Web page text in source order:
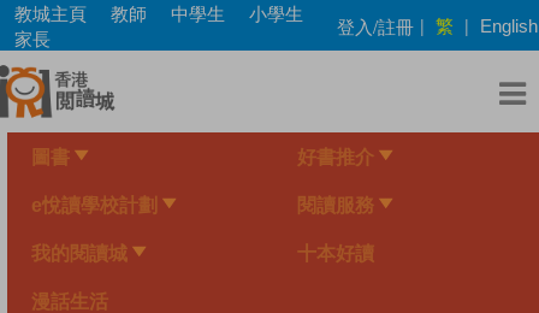
Skip
main
content
教城主頁 教師 中學生
小學生
家長
登入/註冊 | 繁 | English
圖書 好書推介
e悅讀學校計劃 閱讀服務
我的閱讀城 十本好讀
漫話生活